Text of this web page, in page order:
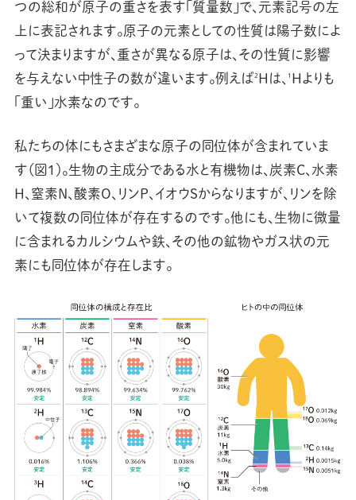
つの総和が原子の重さを表す「質量数」で、元素記号の左
上に表記されます。原子の元素としての性質は陽子数によ
って決まりますが、重さが異なる原子は、その性質に影響
を与えない中性子の数が違います。例えば2Hは、 1 Hよりも
「重い」水素なのです。
私たちの体にもさまざまな原子の同位体が含まれていま
す（図1）。生物の主成分である水と有機物は、炭素C、水素
H、窒素N、酸素O、リンP、イオウSからなりますが、リンを除
いて複数の同位体が存在するのです。他にも、生物に微量
に含まれるカルシウムや鉄、その他の鉱物やガス状の元
素にも同位体が存在します。